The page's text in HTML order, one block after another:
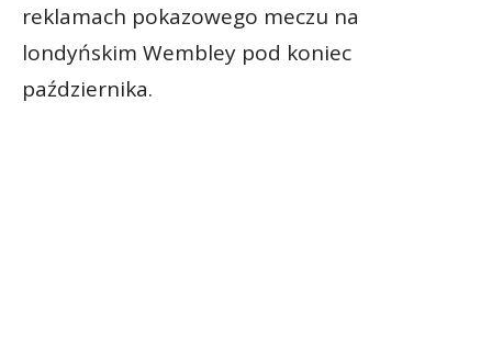
reklamach pokazowego meczu na
londyńskim Wembley pod koniec
października.